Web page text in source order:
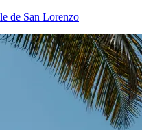
de San Lorenzo